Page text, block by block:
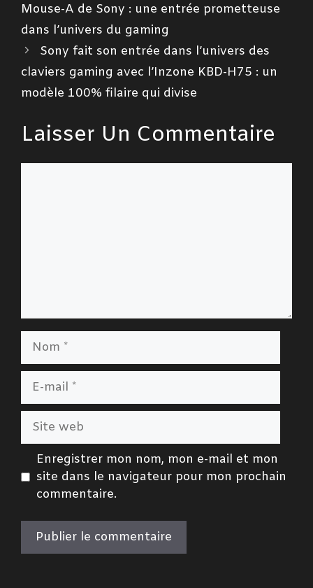
Mouse-A de Sony : une entrée prometteuse
dans l’univers du gaming
Sony fait son entrée dans l’univers des
claviers gaming avec l’Inzone KBD-H75 : un
modèle 100% filaire qui divise
Laisser Un Commentaire
Nom
Site
Enregistrer mon nom, mon e-mail et mon
site dans le navigateur pour mon prochain
commentaire.